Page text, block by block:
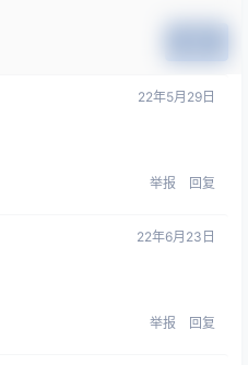
22年5月29日
举报 回复
22年6月23日
举报 回复